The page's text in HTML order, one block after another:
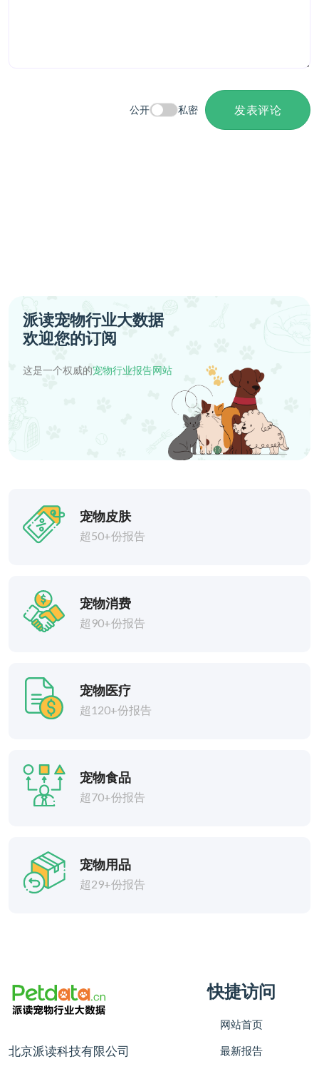
公开 私密 发表评论
派读宠物行业大数据
欢迎您的订阅
这是一个权威的宠物行业报告网站
宠物皮肤
超50+份报告
宠物消费
超90+份报告
宠物医疗
超120+份报告
宠物食品
超70+份报告
宠物用品
超29+份报告
北京派读科技有限公司
快捷访问
网站首页
最新报告